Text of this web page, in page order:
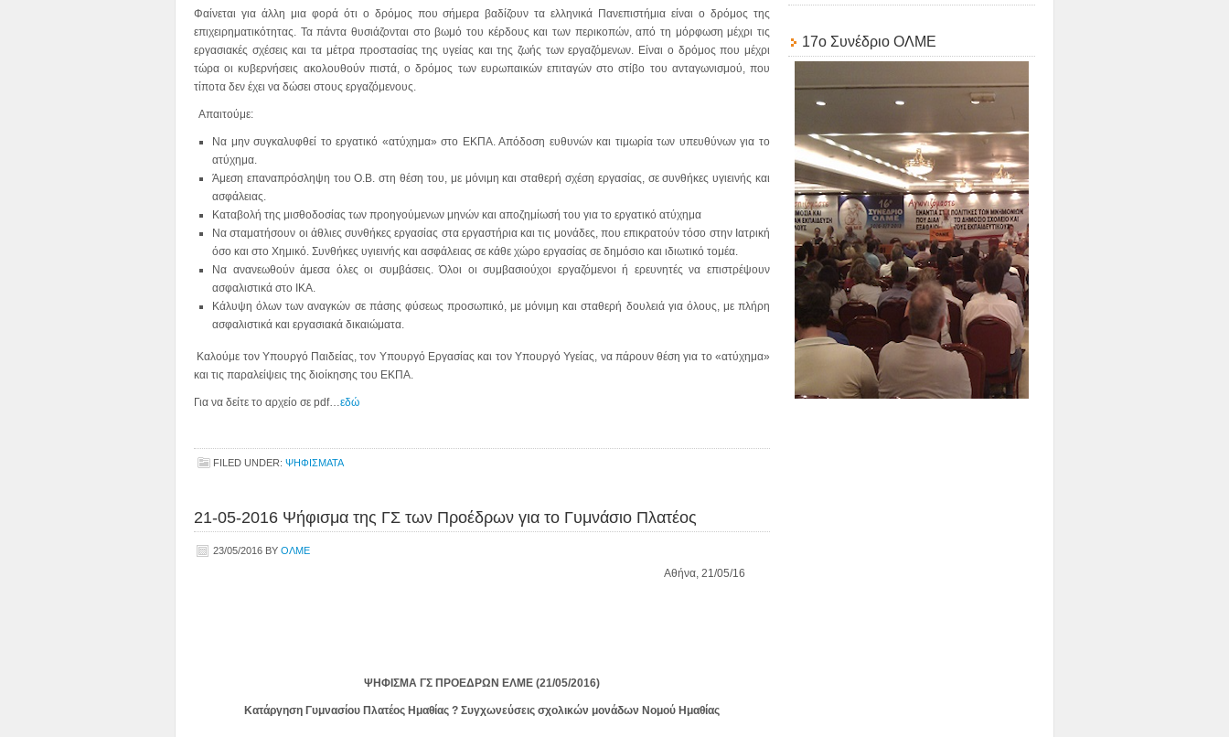
Φαίνεται για άλλη μια φορά ότι ο δρόμος που σήμερα βαδίζουν τα ελληνικά Πανεπιστήμια είναι ο δρόμος της
επιχειρηματικότητας. Τα πάντα θυσιάζονται στο βωμό του κέρδους και των περικοπών, από τη μόρφωση μέχρι τις
εργασιακές σχέσεις και τα μέτρα προστασίας της υγείας και της ζωής των εργαζόμενων. Είναι ο δρόμος που μέχρι
τώρα οι κυβερνήσεις ακολουθούν πιστά, ο δρόμος των ευρωπαικών επιταγών στο στίβο του ανταγωνισμού, που
τίποτα δεν έχει να δώσει στους εργαζόμενους.
Απαιτούμε:
Να μην συγκαλυφθεί το εργατικό «ατύχημα» στο ΕΚΠΑ. Απόδοση ευθυνών και τιμωρία των υπευθύνων για το
ατύχημα.
Άμεση επαναπρόσληψη του Ο.Β. στη θέση του, με μόνιμη και σταθερή σχέση εργασίας, σε συνθήκες υγιεινής και
ασφάλειας.
Καταβολή της μισθοδοσίας των προηγούμενων μηνών και αποζημίωσή του για το εργατικό ατύχημα
Να σταματήσουν οι άθλιες συνθήκες εργασίας στα εργαστήρια και τις μονάδες, που επικρατούν τόσο στην Ιατρική
όσο και στο Χημικό. Συνθήκες υγιεινής και ασφάλειας σε κάθε χώρο εργασίας σε δημόσιο και ιδιωτικό τομέα.
Να ανανεωθούν άμεσα όλες οι συμβάσεις. Όλοι οι συμβασιούχοι εργαζόμενοι ή ερευνητές να επιστρέψουν
ασφαλιστικά στο ΙΚΑ.
Κάλυψη όλων των αναγκών σε πάσης φύσεως προσωπικό, με μόνιμη και σταθερή δουλειά για όλους, με πλήρη
ασφαλιστικά και εργασιακά δικαιώματα.
Καλούμε τον Υπουργό Παιδείας, τον Υπουργό Εργασίας και τον Υπουργό Υγείας, να πάρουν θέση για το «ατύχημα»
και τις παραλείψεις της διοίκησης του ΕΚΠΑ.
Για να δείτε το αρχείο σε pdf…εδώ
FILED UNDER: ΨΗΦΙΣΜΑΤΑ
21-05-2016 Ψήφισμα της ΓΣ των Προέδρων για το Γυμνάσιο Πλατέος
23/05/2016 BY ΟΛΜΕ
Αθήνα, 21/05/16
ΨΗΦΙΣΜΑ ΓΣ ΠΡΟΕΔΡΩΝ ΕΛΜΕ (21/05/2016)
Κατάργηση Γυμνασίου Πλατέος Ημαθίας ? Συγχωνεύσεις σχολικών μονάδων Νομού Ημαθίας
17o Συνέδριο ΟΛΜΕ